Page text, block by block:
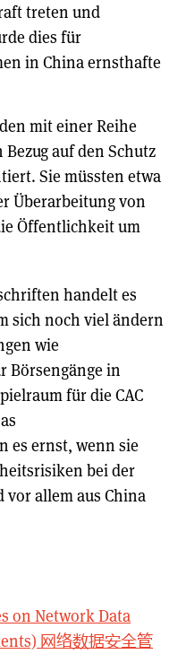
treten und
dies für
in China ernsthafte
mit einer Reihe
auf den Schutz
Sie müssten etwa
Überarbeitung von
Öffentlichkeit um
handelt es
sich noch viel ändern
wie
Börsengänge in
für die CAC
es ernst, wenn sie
bei der
allem aus China
on Network Data
网络数据安全管